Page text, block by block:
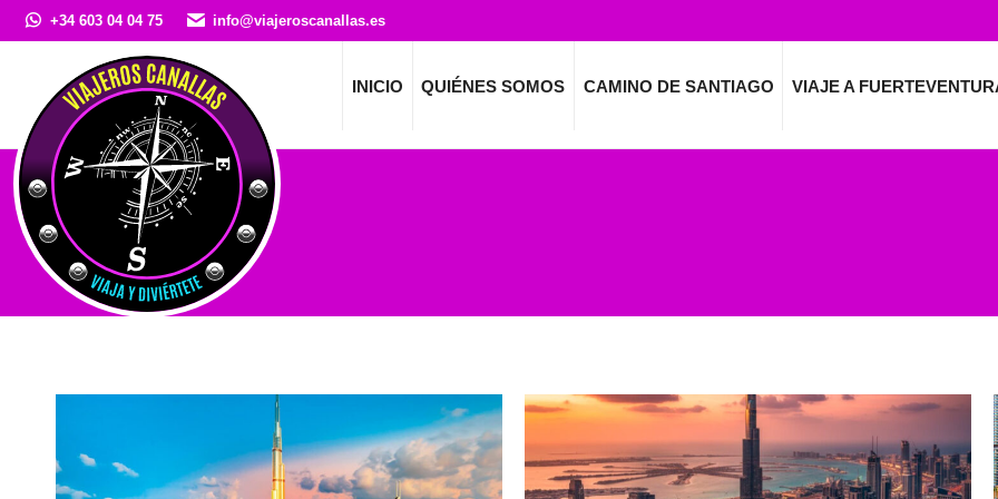
+34 603 04 04 75 info@viajeroscanallas.es
INICIO QUIÉNES SOMOS CAMINO DE SANTIAGO VIAJE A